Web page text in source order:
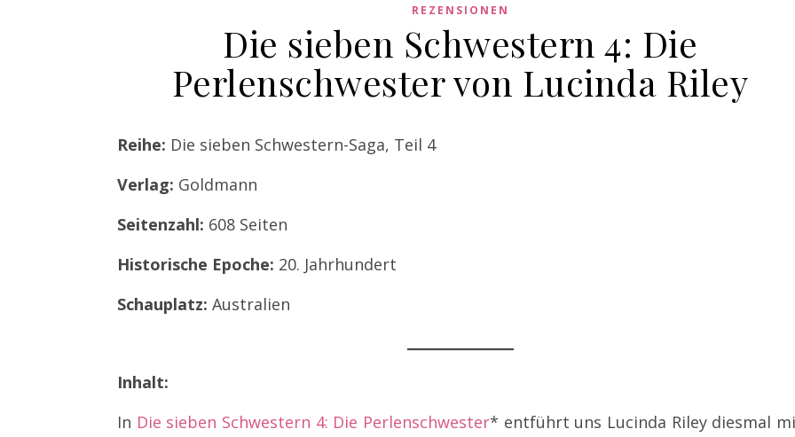
REZENSIONEN
Die sieben Schwestern 4: Die
Perlenschwester von Lucinda Riley
Reihe: Die sieben Schwestern-Saga, Teil 4
Verlag: Goldmann
Seitenzahl: 608 Seiten
Historische Epoche: 20. Jahrhundert
Schauplatz: Australien
Inhalt:
In Die sieben Schwestern 4: Die Perlenschwester* entführt uns Lucinda Riley diesmal